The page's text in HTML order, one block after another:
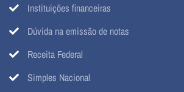
Instituições financeiras
Dúvida na emissão de notas
Receita Federal
Simples Nacional